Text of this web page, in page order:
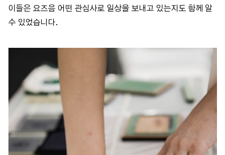
이들은 요즈음 어떤 관심사로 일상을 보내고 있는지도 함께 알
수 있었습니다.